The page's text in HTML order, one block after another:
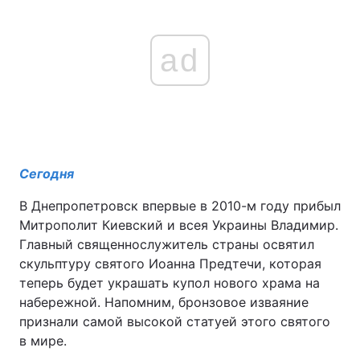
ad
Сегодня
В Днепропетровск впервые в 2010-м году прибыл
Митрополит Киевский и всея Украины Владимир.
Главный священнослужитель страны освятил
скульптуру святого Иоанна Предтечи, которая
теперь будет украшать купол нового храма на
набережной. Напомним, бронзовое изваяние
признали самой высокой статуей этого святого
в мире.